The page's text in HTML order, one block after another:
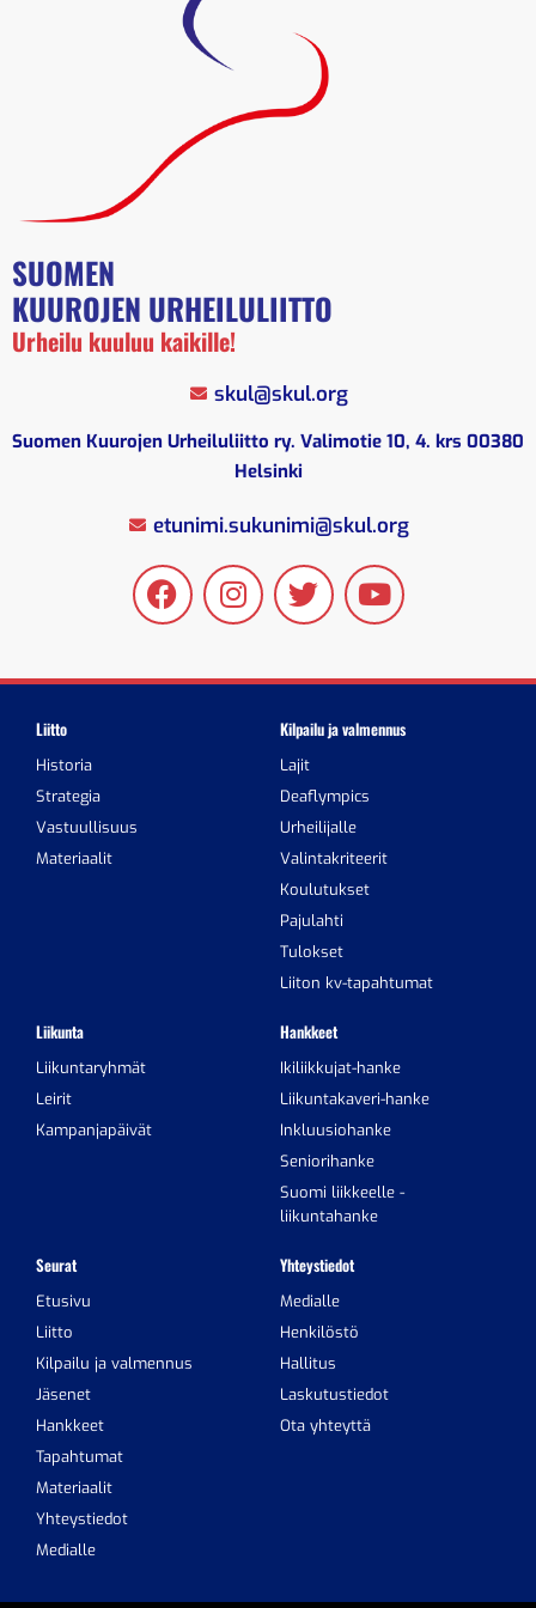
SUOMEN
KUUROJEN URHEILULIITTO
Urheilu kuuluu kaikille!
skul@skul.org
Suomen Kuurojen Urheiluliitto ry. Valimotie 10, 4. krs 00380
Helsinki
etunimi.sukunimi@skul.org
Liitto
Historia
Strategia
Vastuullisuus
Materiaalit
Kilpailu ja valmennus
Lajit
Deaflympics
Urheilijalle
Valintakriteerit
Koulutukset
Pajulahti
Tulokset
Liiton kv-tapahtumat
Liikunta
Liikuntaryhmät
Leirit
Kampanjapäivät
Hankkeet
Ikiliikkujat-hanke
Liikuntakaveri-hanke
Inkluusiohanke
Seniorihanke
Suomi liikkeelle -
liikuntahanke
Seurat
Etusivu
Liitto
Kilpailu ja valmennus
Jäsenet
Hankkeet
Tapahtumat
Materiaalit
Yhteystiedot
Medialle
Yhteystiedot
Medialle
Henkilöstö
Hallitus
Laskutustiedot
Ota yhteyttä